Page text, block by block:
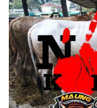
Solo Raya
Sumsel
Kalbar
Sumut